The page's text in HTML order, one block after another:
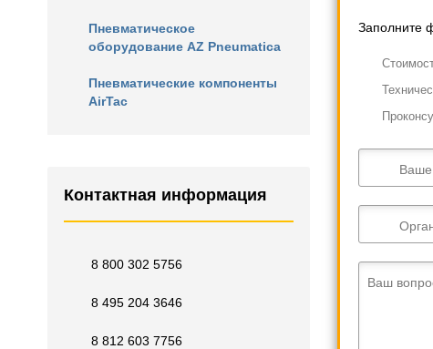
Пневматическое
оборудование AZ Pneumatica
Пневматические компоненты
AirTac
Контактная информация
8 800 302 5756
8 495 204 3646
8 812 603 7756
Заполните
Ваше
Ваш